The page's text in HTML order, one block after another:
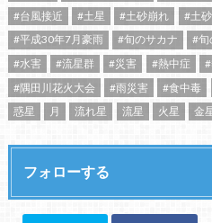
#台風接近
#土星 #土砂崩れ #土
#平成30年7月豪雨
#旬のサカナ #旬
#水害
#流星群 #災害 #熱中症
#隅田川花火大会
#雨災害 #食中毒
惑星
月 流れ星 流星 火星 金
フォローする